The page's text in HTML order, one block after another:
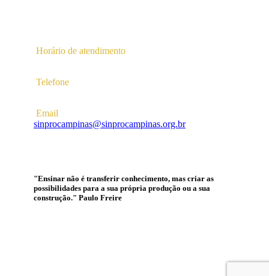
Horário de atendimento
Telefone
Email
sinprocampinas@sinprocampinas.org.br
"Ensinar não é transferir conhecimento, mas criar as
possibilidades para a sua própria produção ou a sua
construção." Paulo Freire